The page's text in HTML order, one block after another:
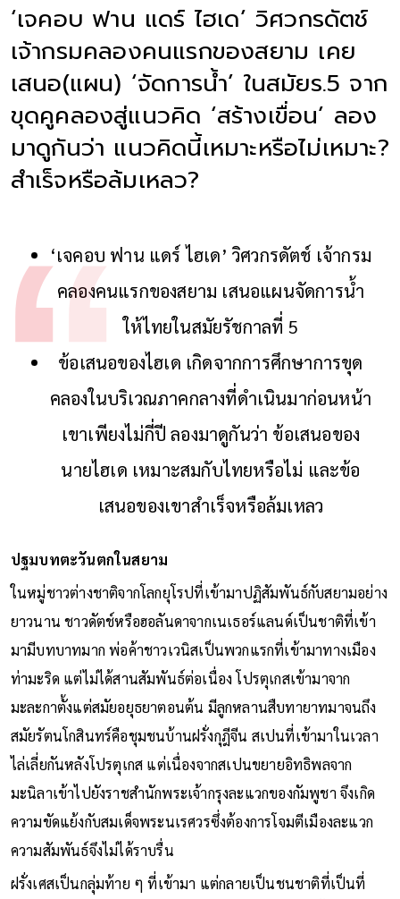
‘เจคอบ ฟาน แดร์ ไฮเด’ วิศวกรดัตช์
เจ้ากรมคลองคนแรกของสยาม เคย
เสนอ(แผน) ‘จัดการน้ำ’ ในสมัยร.5 จาก
ขุดคูคลองสู่แนวคิด ‘สร้างเขื่อน’ ลอง
มาดูกันว่า แนวคิดนี้เหมาะหรือไม่เหมาะ?
สำเร็จหรือล้มเหลว?
‘เจคอบ ฟาน แดร์ ไฮเด’ วิศวกรดัตช์ เจ้ากรม
คลองคนแรกของสยาม เสนอแผนจัดการน้ำ
ให้ไทยในสมัยรัชกาลที่ 5
ข้อเสนอของไฮเด เกิดจากการศึกษาการขุด
คลองในบริเวณภาคกลางที่ดำเนินมาก่อนหน้า
เขาเพียงไม่กี่ปี ลองมาดูกันว่า ข้อเสนอของ
นายไฮเด เหมาะสมกับไทยหรือไม่ และข้อ
เสนอของเขาสำเร็จหรือล้มเหลว
ปฐมบทตะวันตกในสยาม
ในหมู่ชาวต่างชาติจากโลกยุโรปที่เข้ามาปฏิสัมพันธ์กับสยามอย่าง
ยาวนาน ชาวดัตช์หรือฮอลันดาจากเนเธอร์แลนด์เป็นชาติที่เข้า
มามีบทบาทมาก พ่อค้าชาวเวนิสเป็นพวกแรกที่เข้ามาทางเมือง
ท่ามะริด แต่ไม่ได้สานสัมพันธ์ต่อเนื่อง โปรตุเกสเข้ามาจาก
มะละกาตั้งแต่สมัยอยุธยาตอนต้น มีลูกหลานสืบทายาทมาจนถึง
สมัยรัตนโกสินทร์คือชุมชนบ้านฝรั่งกุฎีจีน สเปนที่เข้ามาในเวลา
ไล่เลี่ยกันหลังโปรตุเกส แต่เนื่องจากสเปนขยายอิทธิพลจาก
มะนิลาเข้าไปยังราชสำนักพระเจ้ากรุงละแวกของกัมพูชา จึงเกิด
ความขัดแย้งกับสมเด็จพระนเรศวรซึ่งต้องการโจมตีเมืองละแวก
ความสัมพันธ์จึงไม่ได้ราบรื่น
ฝรั่งเศสเป็นกลุ่มท้าย ๆ ที่เข้ามา แต่กลายเป็นชนชาติที่เป็นที่